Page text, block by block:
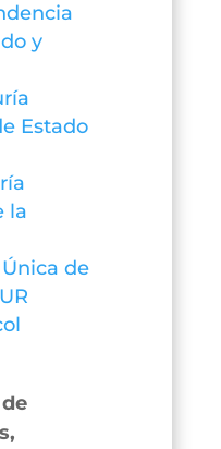
y
Estado
la
de